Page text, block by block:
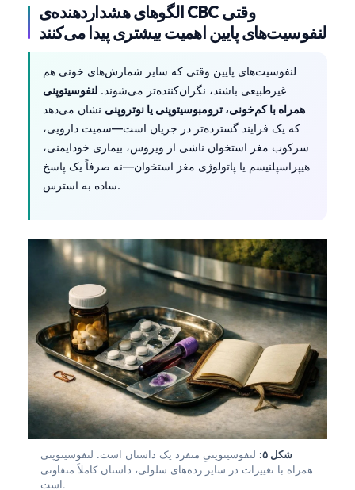
الگوهای هشداردهنده‌ی CBC وقتی
لنفوسیت‌های پایین اهمیت بیشتری پیدا می‌کنند
لنفوسیت‌های پایین وقتی که سایر شمارش‌های خونی هم
غیرطبیعی باشند، نگران‌کننده‌تر می‌شوند. لنفوسیتوپنی
همراه با کم‌خونی، ترومبوسیتوپنی یا نوتروپنی نشان می‌دهد
که یک فرایند گسترده‌تر در جریان است—سمیت دارویی،
سرکوب مغز استخوان ناشی از ویروس، بیماری خودایمنی،
هیپراسپلنیسم یا پاتولوژی مغز استخوان—نه صرفاً یک پاسخ
ساده به استرس.
شکل ۵:
لنفوسیتوپنیِ منفرد یک داستان است. لنفوسیتوپنی
همراه با تغییرات در سایر رده‌های سلولی، داستان کاملاً متفاوتی
است.